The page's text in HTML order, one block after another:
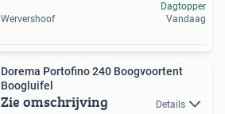
Wervershoof
Dagtopper
Vandaag
Dorema Portofino 240 Boogvoortent
Boogluifel
Zie omschrijving Details